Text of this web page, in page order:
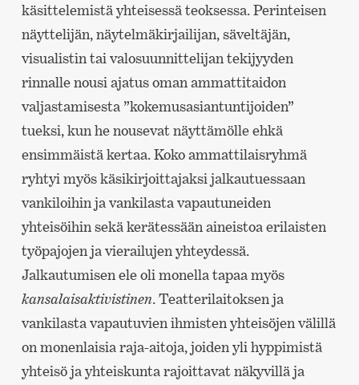
käsittelemistä yhteisessä teoksessa. Perinteisen
näyttelijän, näytelmäkirjailijan, säveltäjän,
visualistin tai valosuunnittelijan tekijyyden
rinnalle nousi ajatus oman ammattitaidon
valjastamisesta ”kokemusasiantuntijoiden”
tueksi, kun he nousevat näyttämölle ehkä
ensimmäistä kertaa. Koko ammattilaisryhmä
ryhtyi myös käsikirjoittajaksi jalkautuessaan
vankiloihin ja vankilasta vapautuneiden
yhteisöihin sekä kerätessään aineistoa erilaisten
työpajojen ja vierailujen yhteydessä.
Jalkautumisen ele oli monella tapaa myös
kansalaisaktivistinen. Teatterilaitoksen ja
vankilasta vapautuvien ihmisten yhteisöjen välillä
on monenlaisia raja-aitoja, joiden yli hyppimistä
yhteisö ja yhteiskunta rajoittavat näkyvillä ja